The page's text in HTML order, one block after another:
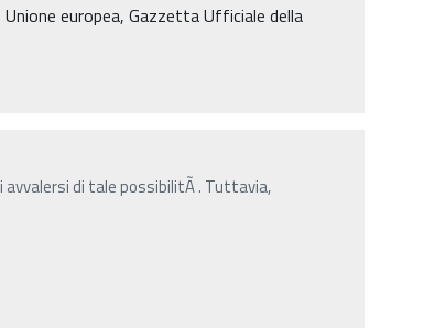
europea, Gazzetta Ufficiale della
di tale possibilitÃ . Tuttavia,